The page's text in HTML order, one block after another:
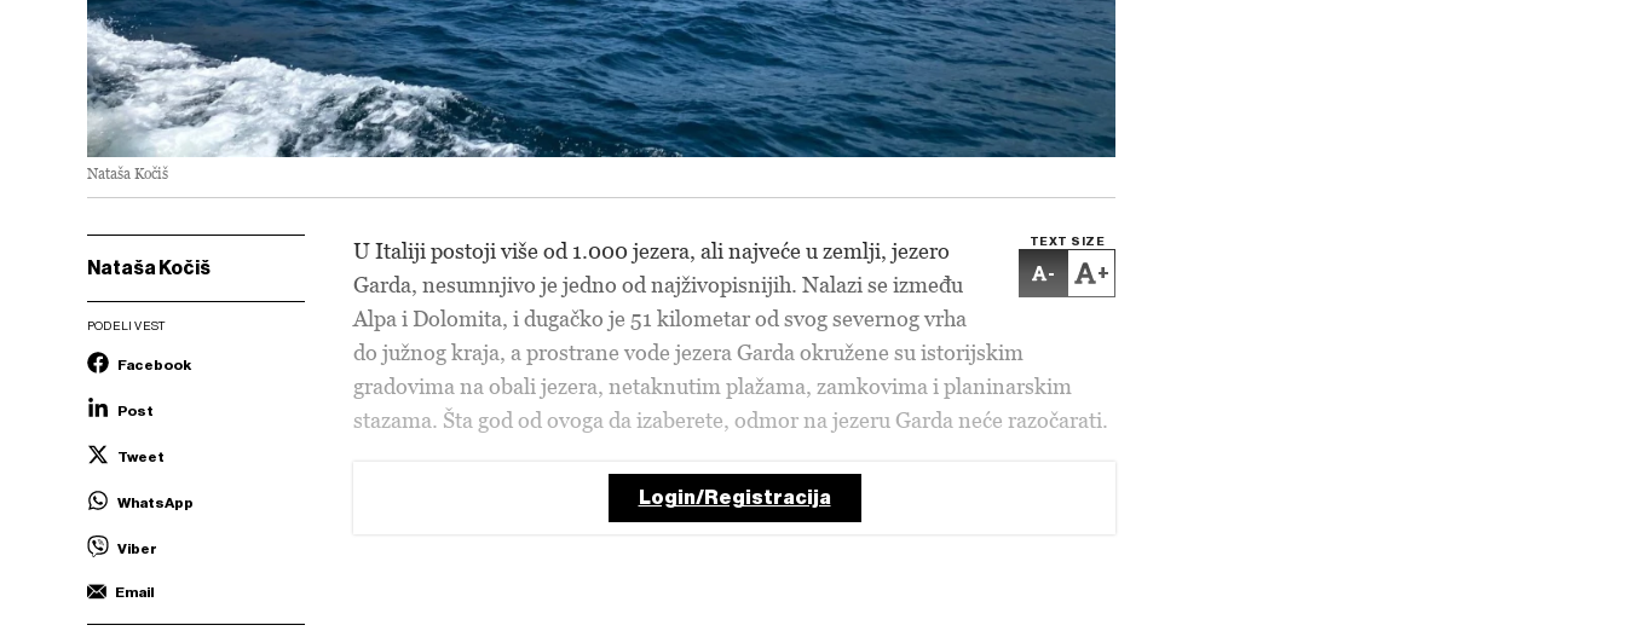
Nataša Kočiš
Nataša Kočiš
PODELI VEST
Facebook
Post
Tweet
WhatsApp
Viber
Email
TEXT SIZE
- +
U Italiji postoji više od 1.000 jezera, ali najveće u zemlji, jezero
Garda, nesumnjivo je jedno od najživopisnijih. Nalazi se između
Alpa i Dolomita, i dugačko je 51 kilometar od svog severnog vrha
do južnog kraja, a prostrane vode jezera Garda okružene su istorijskim
gradovima na obali jezera, netaknutim plažama, zamkovima i planinarskim
stazama. Šta god od ovoga da izaberete, odmor na jezeru Garda neće razočarati.
Login/Registracija